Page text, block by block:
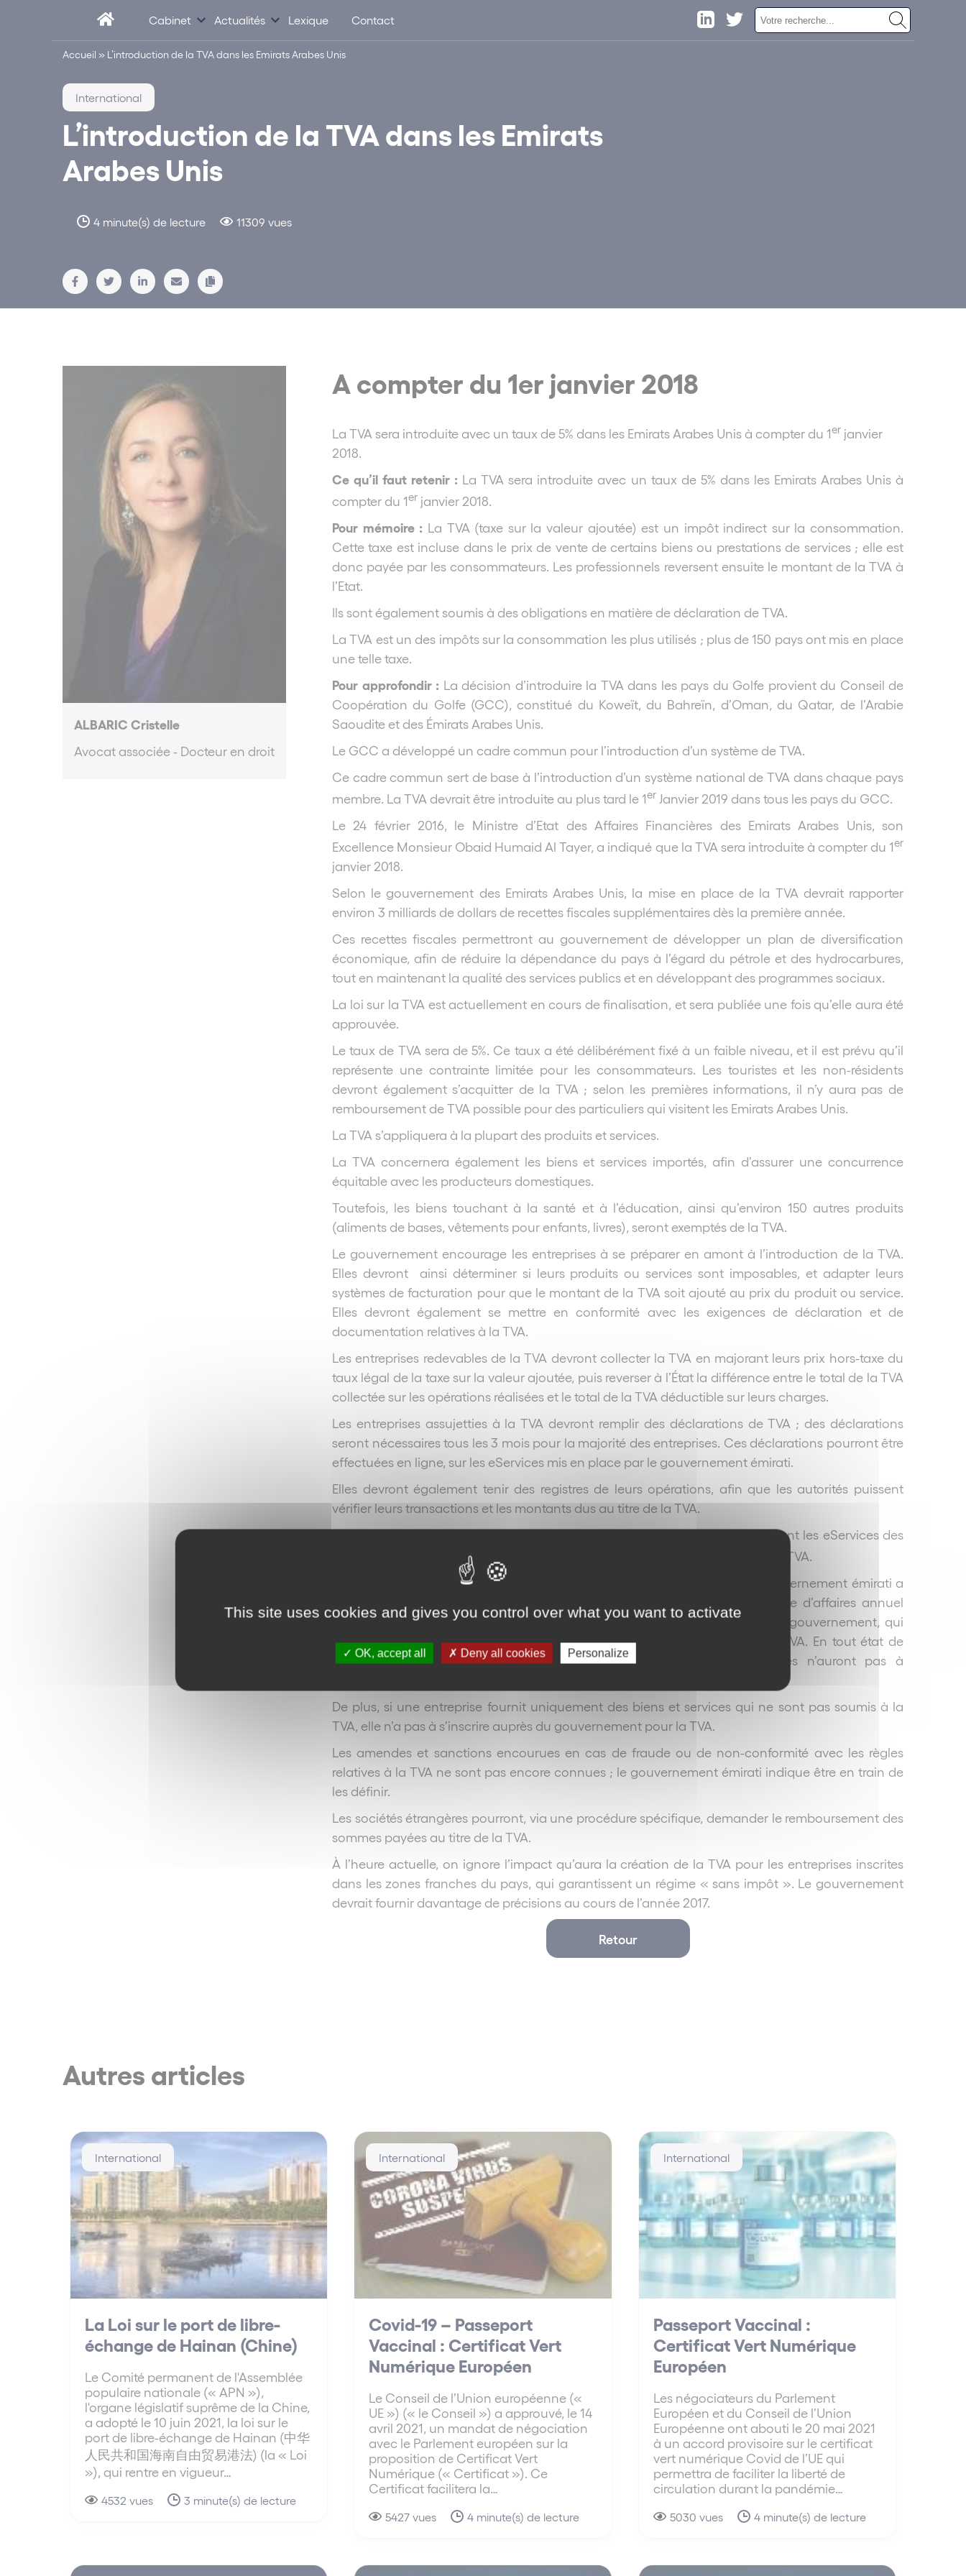
Cabinet Actualités Lexique Contact
Accueil » L’introduction de la TVA dans les Emirats Arabes Unis
L’introduction de la TVA dans les Emirats
Arabes Unis
4 minute(s) de lecture 11309 vues
International
ALBARIC Cristelle
Avocat associée - Docteur en droit
A compter du 1er janvier 2018
La TVA sera introduite avec un taux de 5% dans les Emirats Arabes Unis à compter du 1er janvier
2018.
Ce qu’il faut retenir : La TVA sera introduite avec un taux de 5% dans les Emirats Arabes Unis à
compter du 1er janvier 2018.
Pour mémoire : La TVA (taxe sur la valeur ajoutée) est un impôt indirect sur la consommation.
Cette taxe est incluse dans le prix de vente de certains biens ou prestations de services ; elle est
donc payée par les consommateurs. Les professionnels reversent ensuite le montant de la TVA à
l’Etat.
Ils sont également soumis à des obligations en matière de déclaration de TVA.
La TVA est un des impôts sur la consommation les plus utilisés ; plus de 150 pays ont mis en place
une telle taxe.
Pour approfondir : La décision d’introduire la TVA dans les pays du Golfe provient du Conseil de
Coopération du Golfe (GCC), constitué du Koweït, du Bahreïn, d’Oman, du Qatar, de l’Arabie
Saoudite et des Émirats Arabes Unis.
Le GCC a développé un cadre commun pour l’introduction d’un système de TVA.
Ce cadre commun sert de base à l’introduction d’un système national de TVA dans chaque pays
membre. La TVA devrait être introduite au plus tard le 1er Janvier 2019 dans tous les pays du GCC.
Le 24 février 2016, le Ministre d’Etat des Affaires Financières des Emirats Arabes Unis, son
Excellence Monsieur Obaid Humaid Al Tayer, a indiqué que la TVA sera introduite à compter du 1er
janvier 2018.
Selon le gouvernement des Emirats Arabes Unis, la mise en place de la TVA devrait rapporter
environ 3 milliards de dollars de recettes fiscales supplémentaires dès la première année.
Ces recettes fiscales permettront au gouvernement de développer un plan de diversification
économique, afin de réduire la dépendance du pays à l’égard du pétrole et des hydrocarbures,
tout en maintenant la qualité des services publics et en développant des programmes sociaux.
La loi sur la TVA est actuellement en cours de finalisation, et sera publiée une fois qu’elle aura été
approuvée.
Le taux de TVA sera de 5%. Ce taux a été délibérément fixé à un faible niveau, et il est prévu qu’il
représente une contrainte limitée pour les consommateurs. Les touristes et les non-résidents
devront également s’acquitter de la TVA ; selon les premières informations, il n’y aura pas de
remboursement de TVA possible pour des particuliers qui visitent les Emirats Arabes Unis.
La TVA s’appliquera à la plupart des produits et services.
La TVA concernera également les biens et services importés, afin d’assurer une concurrence
équitable avec les producteurs domestiques.
Toutefois, les biens touchant à la santé et à l’éducation, ainsi qu’environ 150 autres produits
(aliments de bases, vêtements pour enfants, livres), seront exemptés de la TVA.
Le gouvernement encourage les entreprises à se préparer en amont à l’introduction de la TVA.
Elles devront ainsi déterminer si leurs produits ou services sont imposables, et adapter leurs
systèmes de facturation pour que le montant de la TVA soit ajouté au prix du produit ou service.
Elles devront également se mettre en conformité avec les exigences de déclaration et de
documentation relatives à la TVA.
Les entreprises redevables de la TVA devront collecter la TVA en majorant leurs prix hors-taxe du
taux légal de la taxe sur la valeur ajoutée, puis reverser à l’État la différence entre le total de la TVA
collectée sur les opérations réalisées et le total de la TVA déductible sur leurs charges.
Les entreprises assujetties à la TVA devront remplir des déclarations de TVA ; des déclarations
seront nécessaires tous les 3 mois pour la majorité des entreprises. Ces déclarations pourront être
effectuées en ligne, sur les eServices mis en place par le gouvernement émirati.
Elles devront également tenir des registres de leurs opérations, afin que les autorités puissent
vérifier leurs transactions et les montants dus au titre de la TVA.
Les entreprises redevables de la TVA pourront s’enregistrer en ligne, en utilisant les eServices des
octobre 2017, soit trois mois avant la mise en place de la TVA.
Toutes les entreprises n’auront pas à s’inscrire pour appliquer la TVA. Le gouvernement émirati a
déclaré que seules les entreprises qui dépassent un certain seuil de chiffre d’affaires annuel
devront appliquer la TVA. Ce seuil n’a pas encore été rendu public par le gouvernement, qui
finalise les conditions dans lesquelles les entreprises seront soumises à la TVA. En tout état de
cause, le gouvernement indique que de nombreuses petites entreprises n’auront pas à
De plus, si une entreprise fournit uniquement des biens et services qui ne sont pas soumis à la
TVA, elle n’a pas à s’inscrire auprès du gouvernement pour la TVA.
Les amendes et sanctions encourues en cas de fraude ou de non-conformité avec les règles
relatives à la TVA ne sont pas encore connues ; le gouvernement émirati indique être en train de
les définir.
Les sociétés étrangères pourront, via une procédure spécifique, demander le remboursement des
sommes payées au titre de la TVA.
À l’heure actuelle, on ignore l’impact qu’aura la création de la TVA pour les entreprises inscrites
dans les zones franches du pays, qui garantissent un régime « sans impôt ». Le gouvernement
devrait fournir davantage de précisions au cours de l’année 2017.
Retour
Autres articles
International
La Loi sur le port de libre-
échange de Hainan (Chine)
Le Comité permanent de l'Assemblée
populaire nationale (« APN »),
l'organe législatif suprême de la Chine,
a adopté le 10 juin 2021, la loi sur le
port de libre-échange de Hainan (中华
人民共和国海南自由贸易港法) (la « Loi
»), qui rentre en vigueur…
4532 vues 3 minute(s) de lecture
International
Covid-19 – Passeport
Vaccinal : Certificat Vert
Numérique Européen
Le Conseil de l’Union européenne («
UE ») (« le Conseil ») a approuvé, le 14
avril 2021, un mandat de négociation
avec le Parlement européen sur la
proposition de Certificat Vert
Numérique (« Certificat »). Ce
Certificat facilitera la…
5427 vues 4 minute(s) de lecture
International
Passeport Vaccinal :
Certificat Vert Numérique
Européen
Les négociateurs du Parlement
Européen et du Conseil de l’Union
Européenne ont abouti le 20 mai 2021
à un accord provisoire sur le certificat
vert numérique Covid de l’UE qui
permettra de faciliter la liberté de
circulation durant la pandémie…
5030 vues 4 minute(s) de lecture
This site uses cookies and gives you control over what you want to activate
OK, accept all Deny all cookies Personalize